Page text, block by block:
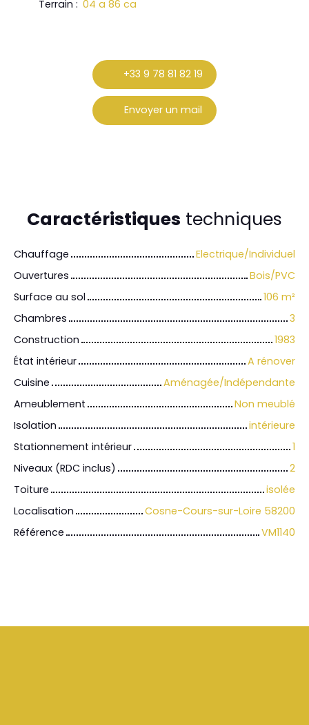
Terrain : 04 a 86 ca
+33 9 78 81 82 19
Envoyer un mail
Caractéristiques techniques
Chauffage
Electrique/Individuel
Ouvertures
Bois/PVC
Surface au sol
106 m²
Chambres
3
Construction
1983
État intérieur
A rénover
Cuisine
Aménagée/Indépendante
Ameublement
Non meublé
Isolation
intérieure
Stationnement intérieur
1
Niveaux (RDC inclus)
2
Toiture
isolée
Localisation
Cosne-Cours-sur-Loire 58200
Référence
VM1140